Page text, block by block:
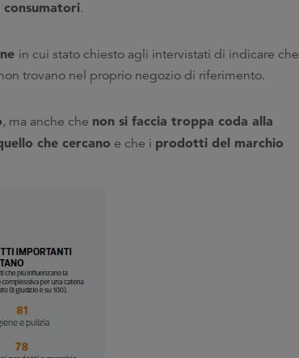
consumatori.
in cui stato chiesto agli intervistati di indicare che
trovano nel proprio negozio di riferimento.
, ma anche che non si faccia troppa coda alla
che cercano e che i prodotti del marchio